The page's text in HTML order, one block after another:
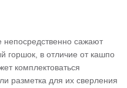
непосредственно сажают
горшок, в отличие от кашпо
комплектоваться
разметка для их сверления